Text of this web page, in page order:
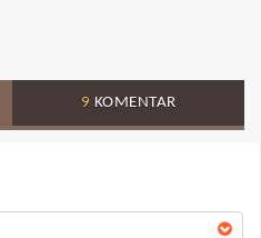
9 KOMENTAR